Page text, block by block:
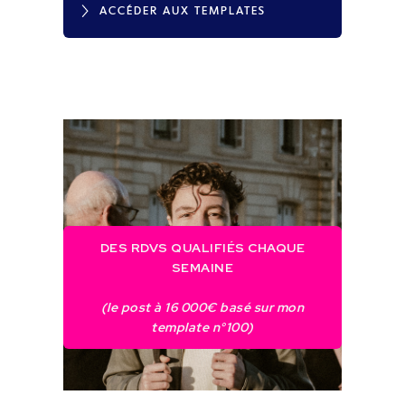
ACCÉDER AUX TEMPLATES
DES RDVS QUALIFIÉS CHAQUE
SEMAINE
(le post à 16 000€ basé sur mon
template n°100)